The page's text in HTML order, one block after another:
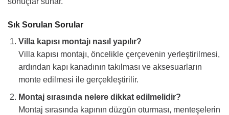
Sık Sorulan Sorular
Villa kapısı montajı nasıl yapılır?
Villa kapısı montajı, öncelikle çerçevenin yerleştirilmesi,
ardından kapı kanadının takılması ve aksesuarların
monte edilmesi ile gerçekleştirilir.
Montaj sırasında nelere dikkat edilmelidir?
Montaj sırasında kapının düzgün oturması, menteşelerin